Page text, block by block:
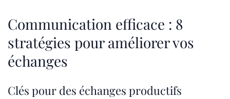
Communication efficace : 8
stratégies pour améliorer vos
échanges
Clés pour des échanges productifs